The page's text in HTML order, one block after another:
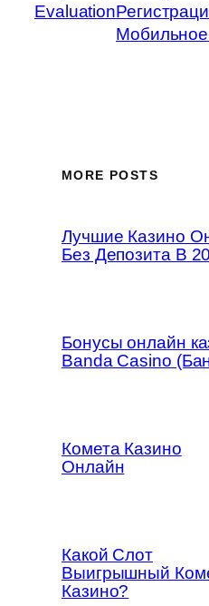
Evaluation
MORE POSTS
Лучшие Казино
Без Депозита В
Бонусы онлайн
Banda Casino
Комета Казино
Онлайн
Какой Слот
Выигрышный
Казино?